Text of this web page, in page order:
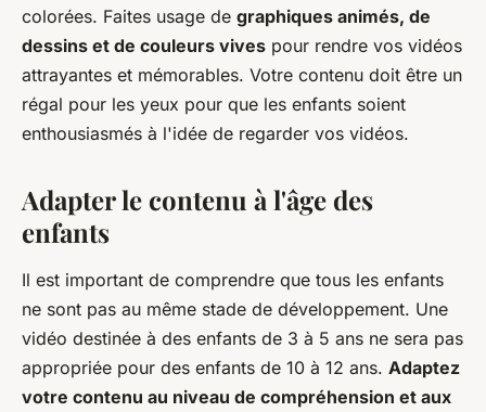
colorées. Faites usage de graphiques animés, de
dessins et de couleurs vives pour rendre vos vidéos
attrayantes et mémorables. Votre contenu doit être un
régal pour les yeux pour que les enfants soient
enthousiasmés à l'idée de regarder vos vidéos.
Adapter le contenu à l'âge des
enfants
Il est important de comprendre que tous les enfants
ne sont pas au même stade de développement. Une
vidéo destinée à des enfants de 3 à 5 ans ne sera pas
appropriée pour des enfants de 10 à 12 ans. Adaptez
votre contenu au niveau de compréhension et aux